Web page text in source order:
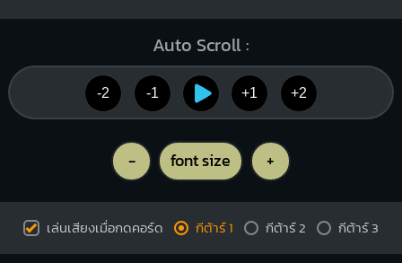
Auto Scroll :
-2 -1 +1 +2
- font size +
เล่นเสียงเมื่อกดคอร์ด กีต้าร์ 1 กีต้าร์ 2 กีต้าร์ 3